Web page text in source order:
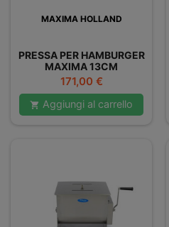
MAXIMA HOLLAND
PRESSA PER HAMBURGER
MAXIMA 13CM
Prezzo
171,00 €
 Aggiungi al carrello